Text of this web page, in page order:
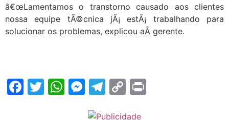
â€œLamentamos o transtorno causado aos clientes
nossa equipe tÃ©cnica jÃ¡ estÃ¡ trabalhando para
solucionar os problemas, explicou aÂ gerente.
Facebook
Twitter
WhatsApp
Messenger
Telegram
Copy